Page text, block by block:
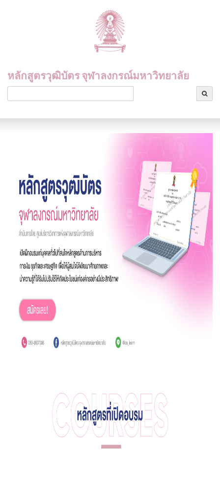
หลักสูตรวุฒิบัตร จุฬาลงกรณ์มหาวิทยาลัย